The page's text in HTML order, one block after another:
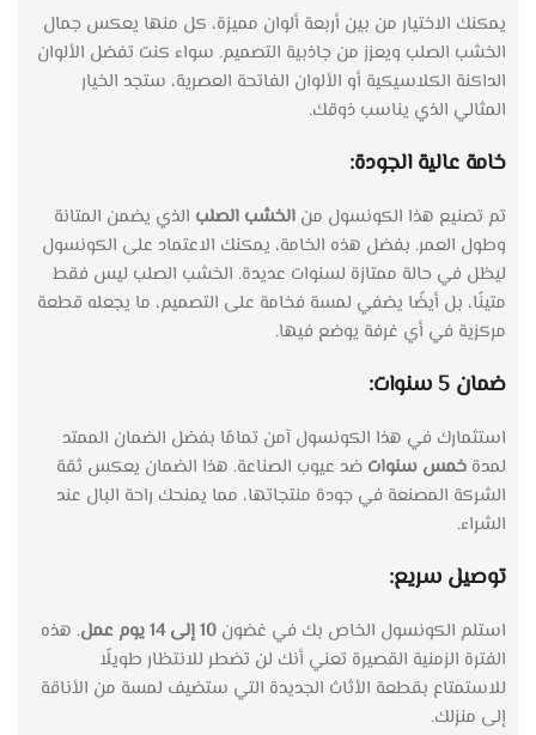
يمكنك الاختيار من بين أربعة ألوان مميزة، كل منها يعكس جمال
الخشب الصلب ويعزز من جاذبية التصميم. سواء كنت تفضل الألوان
الداكنة الكلاسيكية أو الألوان الفاتحة العصرية، ستجد الخيار
المثالي الذي يناسب ذوقك.
خامة عالية الجودة:
تم تصنيع هذا الكونسول من الخشب الصلب الذي يضمن المتانة
وطول العمر. بفضل هذه الخامة، يمكنك الاعتماد على الكونسول
ليظل في حالة ممتازة لسنوات عديدة. الخشب الصلب ليس فقط
متينًا، بل أيضًا يضفي لمسة فخامة على التصميم، ما يجعله قطعة
مركزية في أي غرفة يوضع فيها.
ضمان 5 سنوات:
استثمارك في هذا الكونسول آمن تمامًا بفضل الضمان الممتد
لمدة خمس سنوات ضد عيوب الصناعة. هذا الضمان يعكس ثقة
الشركة المصنعة في جودة منتجاتها، مما يمنحك راحة البال عند
الشراء.
توصيل سريع:
استلم الكونسول الخاص بك في غضون 10 إلى 14 يوم عمل
. هذه
الفترة الزمنية القصيرة تعني أنك لن تضطر للانتظار طويلًا
للاستمتاع بقطعة الأثاث الجديدة التي ستضيف لمسة من الأناقة
إلى منزلك.